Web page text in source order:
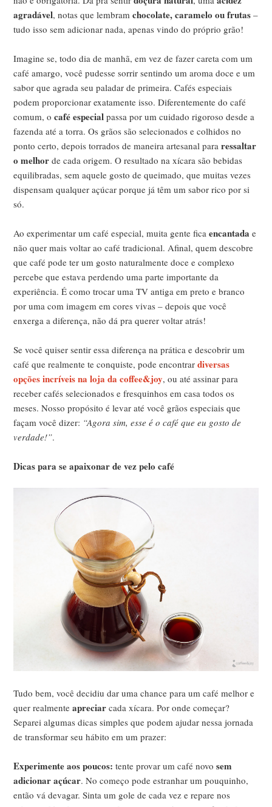
agradável, notas que lembramchocolate, caramelo ou frutas –
tudo isso sem adicionar nada, apenas vindo do próprio grão!
Imagine se, todo dia de manhã, em vez de fazer careta com um
café amargo, você pudesse sorrir sentindo um aroma doce e um
sabor que agrada seu paladar de primeira. Cafés especiais
podem proporcionar exatamente isso. Diferentemente do café
comum, ocafé especial passa por um cuidado rigoroso desde a
fazenda até a torra. Os grãos são selecionados e colhidos no
ponto certo, depois torrados de maneira artesanal pararessaltar
o melhor de cada origem. O resultado na xícara são bebidas
equilibradas, sem aquele gosto de queimado, que muitas vezes
dispensam qualquer açúcar porque já têm um sabor rico por si
só.
Ao experimentar um café especial, muita gente ficaencantada e
não quer mais voltar ao café tradicional. Afinal, quem descobre
que café pode ter um gosto naturalmente doce e complexo
percebe que estava perdendo uma parte importante da
experiência. É como trocar uma TV antiga em preto e branco
por uma com imagem em cores vivas – depois que você
enxerga a diferença, não dá pra querer voltar atrás!
Se você quiser sentir essa diferença na prática e descobrir um
café que realmente te conquiste, pode encontrardiversas
opções incríveis na loja da coffee&joy, ou até assinar para
receber cafés selecionados e fresquinhos em casa todos os
meses. Nosso propósito é levar até você grãos especiais que
façam você dizer: “Agora sim, esse é o café que eu gosto de
verdade!”.
Dicas para se apaixonar de vez pelo café
Tudo bem, você decidiu dar uma chance para um café melhor e
quer realmenteapreciar cada xícara. Por onde começar?
Separei algumas dicas simples que podem ajudar nessa jornada
de transformar seu hábito em um prazer:
Experimente aos poucos: tente provar um café novosem
adicionar açúcar. No começo pode estranhar um pouquinho,
então vá devagar. Sinta um gole de cada vez e repare nos